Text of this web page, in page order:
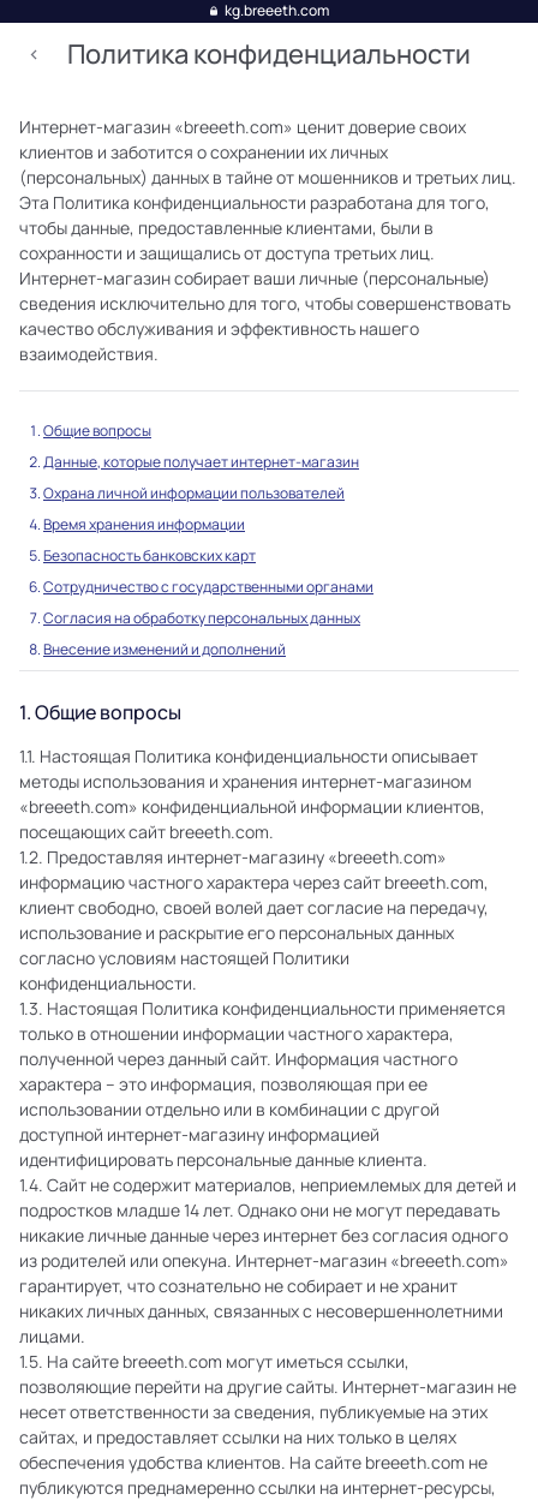
kg.breeeth.com
Политика конфиденциальности
Интернет-магазин «breeeth.com» ценит доверие своих
клиентов и заботится о сохранении их личных
(персональных) данных в тайне от мошенников и третьих лиц.
Эта Политика конфиденциальности разработана для того,
чтобы данные, предоставленные клиентами, были в
сохранности и защищались от доступа третьих лиц.
Интернет-магазин собирает ваши личные (персональные)
сведения исключительно для того, чтобы совершенствовать
качество обслуживания и эффективность нашего
взаимодействия.
Общие вопросы
Данные, которые получает интернет-магазин
Охрана личной информации пользователей
Время хранения информации
Безопасность банковских карт
Сотрудничество с государственными органами
Согласия на обработку персональных данных
Внесение изменений и дополнений
1. Общие вопросы
1.1. Настоящая Политика конфиденциальности описывает
методы использования и хранения интернет-магазином
«breeeth.com» конфиденциальной информации клиентов,
посещающих сайт breeeth.com.
1.2. Предоставляя интернет-магазину «breeeth.com»
информацию частного характера через сайт breeeth.com,
клиент свободно, своей волей дает согласие на передачу,
использование и раскрытие его персональных данных
согласно условиям настоящей Политики
конфиденциальности.
1.3. Настоящая Политика конфиденциальности применяется
только в отношении информации частного характера,
полученной через данный сайт. Информация частного
характера – это информация, позволяющая при ее
использовании отдельно или в комбинации с другой
доступной интернет-магазину информацией
идентифицировать персональные данные клиента.
1.4. Сайт не содержит материалов, неприемлемых для детей и
подростков младше 14 лет. Однако они не могут передавать
никакие личные данные через интернет без согласия одного
из родителей или опекуна. Интернет-магазин «breeeth.com»
гарантирует, что сознательно не собирает и не хранит
никаких личных данных, связанных с несовершеннолетними
лицами.
1.5. На сайте breeeth.com могут иметься ссылки,
позволяющие перейти на другие сайты. Интернет-магазин не
несет ответственности за сведения, публикуемые на этих
сайтах, и предоставляет ссылки на них только в целях
обеспечения удобства клиентов. На сайте breeeth.com не
публикуются преднамеренно ссылки на интернет-ресурсы,